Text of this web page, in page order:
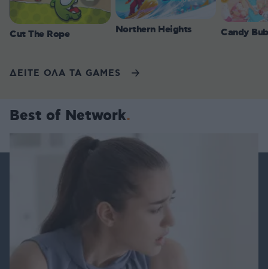
Cut The Rope Northern Heights Candy
ΔΕΙΤΕ ΟΛΑ ΤΑ GAMES
Best of Network